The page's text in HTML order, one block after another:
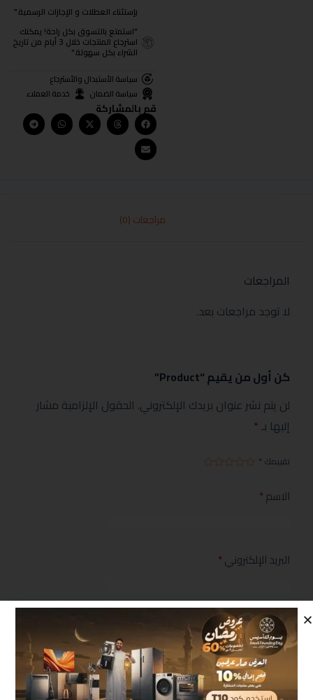
بإستثناء العطلات و الإجازات الرسمية."
"استمتع بالتسوق بكل راحة! يمكنك
استرجاع المنتجات خلال 3 أيام من تاريخ
الشراء بكل سهولة."
سياسة الأستبدال والأسترجاع
سياسة الضمان
خدمة العملاء
قم بالمشاركة
مراجعات (0)
المراجعات
لا توجد مراجعات بعد.
كن أول من يقيم “Product”
لن يتم نشر عنوان بريدك الإلكتروني. الحقول الإلزامية مشار
إليها بـ*
تقييمك *
الاسم*
البريد الإلكتروني*
مراجعتك*